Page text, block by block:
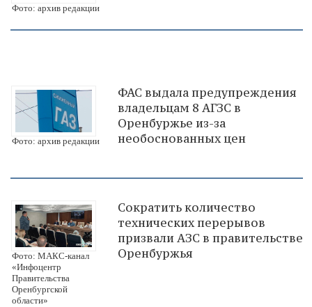
Фото: архив редакции
Фото: архив редакции
ФАС выдала предупреждения
владельцам 8 АГЗС в
Оренбуржье из-за
необоснованных цен
Фото: МАКС-канал
«Инфоцентр
Правительства
Оренбургской
области»
Сократить количество
технических перерывов
призвали АЗС в правительстве
Оренбуржья